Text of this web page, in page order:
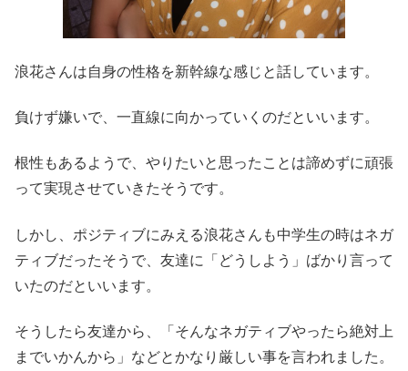
浪花さんは自身の性格を新幹線な感じと話しています。
負けず嫌いで、一直線に向かっていくのだといいます。
根性もあるようで、やりたいと思ったことは諦めずに頑張
って実現させていきたそうです。
しかし、ポジティブにみえる浪花さんも中学生の時はネガ
ティブだったそうで、友達に「どうしよう」ばかり言って
いたのだといいます。
そうしたら友達から、「そんなネガティブやったら絶対上
までいかんから」などとかなり厳しい事を言われました。